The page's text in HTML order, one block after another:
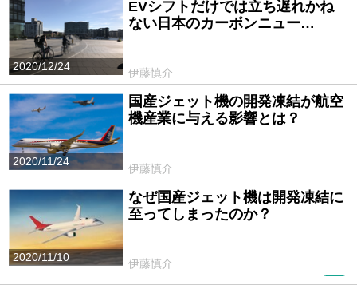
2020/12/24
EVシフトだけでは立ち遅れかね
ない日本のカーボンニュー…
伊藤慎介
2020/11/24
国産ジェット機の開発凍結が航空
機産業に与える影響とは？
伊藤慎介
2020/11/10
なぜ国産ジェット機は開発凍結に
至ってしまったのか？
伊藤慎介